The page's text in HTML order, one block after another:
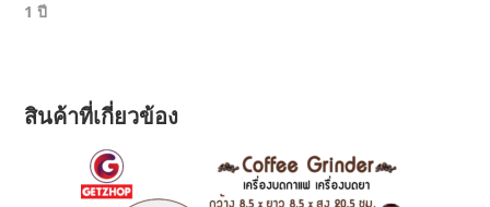
1 ปี
สินค้าที่เกี่ยวข้อง